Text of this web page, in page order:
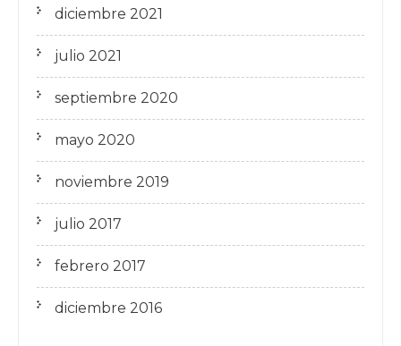
diciembre 2021
julio 2021
septiembre 2020
mayo 2020
noviembre 2019
julio 2017
febrero 2017
diciembre 2016